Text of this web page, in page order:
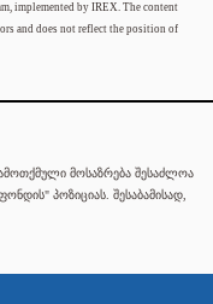
implemented by IREX. The content
and does not reflect the position of
მოსაზრება შესაძლოა
პოზიციას. შესაბამისად,